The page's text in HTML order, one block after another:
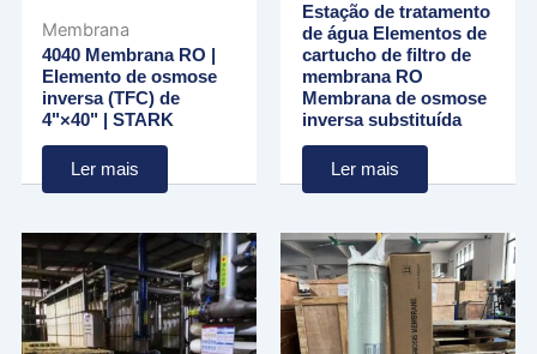
Membrana
4040 Membrana RO |
Elemento de osmose
inversa (TFC) de
4"×40" | STARK
Ler mais
Estação de tratamento
de água Elementos de
cartucho de filtro de
membrana RO
Membrana de osmose
inversa substituída
Ler mais